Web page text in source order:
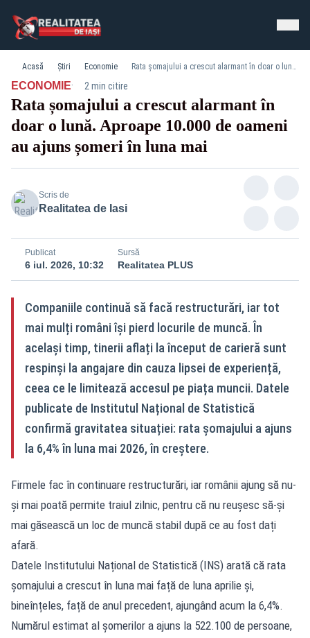
Acasă Știri Economie Rata șomajului a crescut alarmant în doar o lună. Aproape 10.000 de oameni au ajuns șomeri în luna mai
ECONOMIE· 2 min citire
Rata șomajului a crescut alarmant în
doar o lună. Aproape 10.000 de oameni
au ajuns șomeri în luna mai
Scris de
Realitatea de Iasi
Publicat
6 iul. 2026, 10:32
Sursă
Realitatea PLUS
Companiile continuă să facă restructurări, iar tot
mai mulți români își pierd locurile de muncă. În
același timp, tinerii aflați la început de carieră sunt
respinși la angajare din cauza lipsei de experiență,
ceea ce le limitează accesul pe piața muncii. Datele
publicate de Institutul Național de Statistică
confirmă gravitatea situației: rata șomajului a ajuns
la 6,4% în luna mai 2026, în creștere.
Firmele fac în continuare restructurări, iar românii ajung să nu-
și mai poată permite traiul zilnic, pentru că nu reușesc să-și
mai găsească un loc de muncă stabil după ce au fost dați
afară.
Datele Institutului Național de Statistică (INS) arată că rata
șomajului a crescut în luna mai față de luna aprilie și,
bineînțeles, față de anul precedent, ajungând acum la 6,4%.
Numărul estimat al șomerilor a ajuns la 522.100 de persoane,